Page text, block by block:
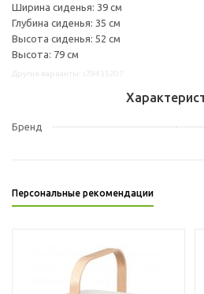
Ширина сиденья: 39 см
Глубина сиденья: 35 см
Высота сиденья: 52 см
Высота: 79 см
Бренд
Персональные рекомендации